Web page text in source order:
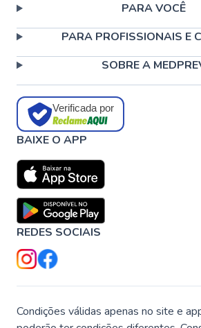
PARA VOCÊ
PARA PROFISSIONAIS E
SOBRE A
Verificada por
BAIXE O APP
REDES SOCIAIS
Condições válidas apenas no site e